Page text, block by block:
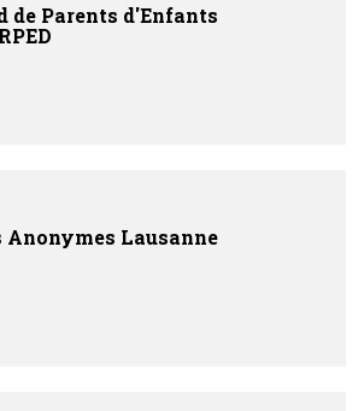
de Parents d'Enfants
Anonymes Lausanne